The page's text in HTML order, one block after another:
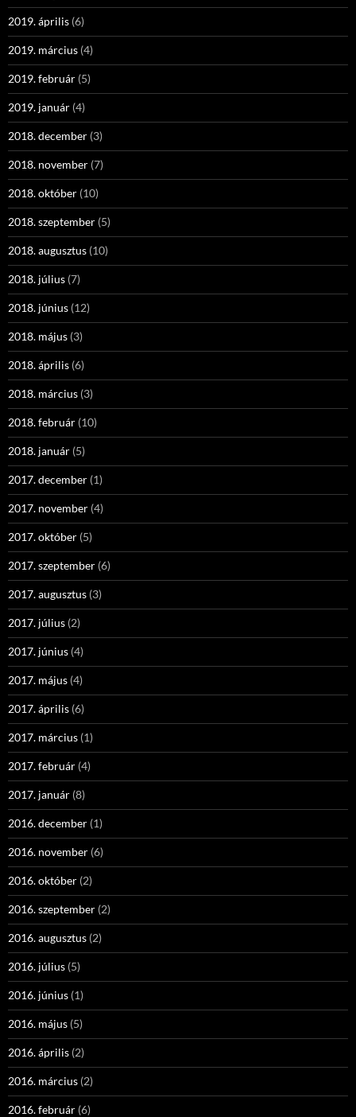
2019. április (6)
2019. március (4)
2019. február (5)
2019. január (4)
2018. december (3)
2018. november (7)
2018. október (10)
2018. szeptember (5)
2018. augusztus (10)
2018. július (7)
2018. június (12)
2018. május (3)
2018. április (6)
2018. március (3)
2018. február (10)
2018. január (5)
2017. december (1)
2017. november (4)
2017. október (5)
2017. szeptember (6)
2017. augusztus (3)
2017. július (2)
2017. június (4)
2017. május (4)
2017. április (6)
2017. március (1)
2017. február (4)
2017. január (8)
2016. december (1)
2016. november (6)
2016. október (2)
2016. szeptember (2)
2016. augusztus (2)
2016. július (5)
2016. június (1)
2016. május (5)
2016. április (2)
2016. március (2)
2016. február (6)